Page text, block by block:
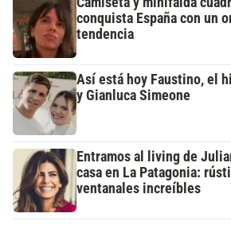
conquista España con un
tendencia
Así está hoy Faustino, el
y Gianluca Simeone
Entramos al living de
casa en La Patagonia:
ventanales increíbles